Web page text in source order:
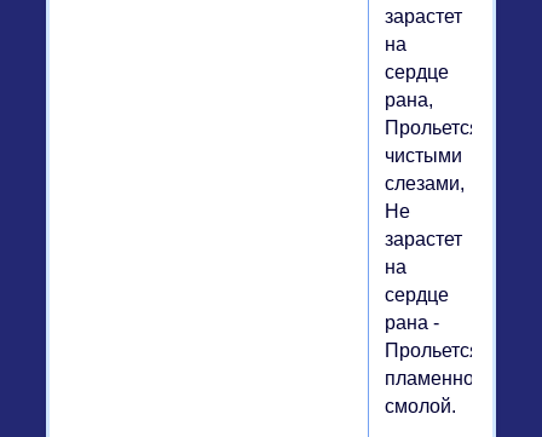
зарастет
на
сердце
рана,
Прольется
чистыми
слезами,
Не
зарастет
на
сердце
рана -
Прольется
пламенной
смолой.